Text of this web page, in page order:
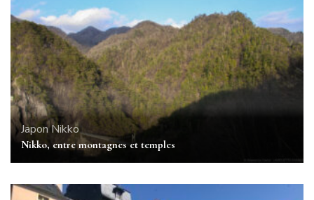
JaponNikko
Nikko, entre montagnes et temples